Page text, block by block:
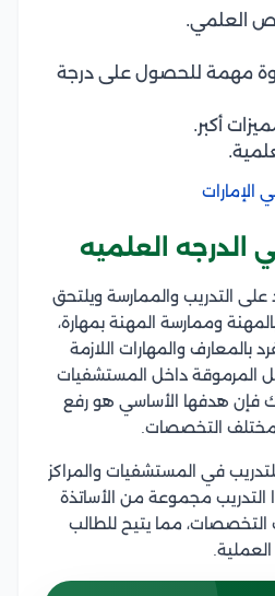
العلمي.
مهمة للحصول على درجة
أكبر.
الإمارات
الدرجه العلميه
التدريب والممارسة ويلتحق
بالمهنة وممارسة المهنة بمهارة،
بالمعارف والمهارات اللازمة
المرموقة داخل المستشفيات
فإن هدفها الأساسي هو رفع
مختلف التخصصات.
للتدريب في المستشفيات والمراكز
التدريب مجموعة من الأساتذة
مما يتيح للطالب